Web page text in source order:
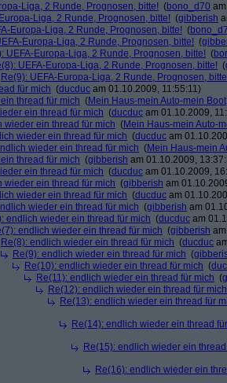
Liga, 2 Runde, Prognosen, bitte! (bono_d70
Liga, 2 Runde, Prognosen, bitte! (gibberish
Europa-Liga, 2 Runde, Prognosen, bitte! (
Europa-Liga, 2 Runde, Prognosen, bitte! (
UEFA-Europa-Liga, 2 Runde, Prognosen, bitte! (
UEFA-Europa-Liga, 2 Runde, Prognosen, bitte! (
Re(9): UEFA-Europa-Liga, 2 Runde, Prognosen,
für mich (ducduc am 01.10.2009, 11:55:11)
thread für mich (Mein Haus-mein Auto-mein Boot
ein thread für mich (ducduc am 01.10.2009,
wieder ein thread für mich (Mein Haus-mein Auto-
wieder ein thread für mich (ducduc am
wieder ein thread für mich (Mein Haus-mein
thread für mich (gibberish am 01.10.2009,
ein thread für mich (ducduc am 01.10.2009,
wieder ein thread für mich (gibberish am
wieder ein thread für mich (ducduc am
wieder ein thread für mich (gibberish am
endlich wieder ein thread für mich (ducduc am
endlich wieder ein thread für mich (gibberish
Re(8): endlich wieder ein thread für mich (ducduc
Re(9): endlich wieder ein thread für mich (
Re(10): endlich wieder ein thread für mich (
Re(11): endlich wieder ein thread für mich (
Re(12): endlich wieder ein thread für mich
Re(13): endlich wieder ein thread für
Re(14): endlich wieder ein thread
Re(15): endlich wieder ein
Re(16): endlich wieder ein